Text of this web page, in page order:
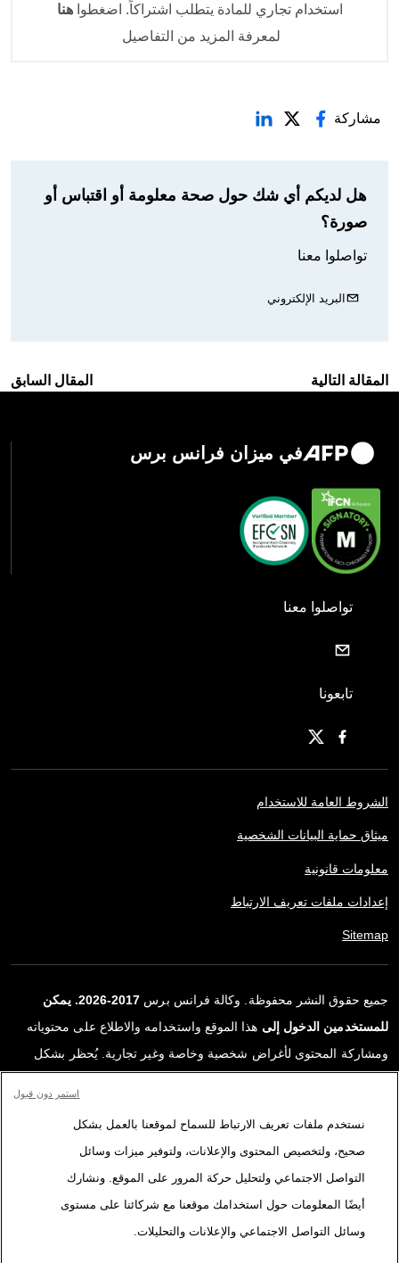
استخدام تجاري للمادة يتطلب اشتراكاً. اضغطواهنا
لمعرفة المزيد من التفاصيل
مشاركة
هل لديكم أي شك حول صحة معلومة أو اقتباس أو
صورة؟
تواصلوا معنا
البريد الإلكتروني
المقالة التالية المقال السابق
في ميزان فرانس برس
تواصلوا معنا
تابعونا
الشروط العامة للاستخدام
ميثاق حماية البيانات الشخصية
معلومات قانونية
إعدادات ملفات تعريف الارتباط
Sitemap
جميع حقوق النشر محفوظة. وكالة فرانس برس
2017-2026. يمكن
للمستخدمين الدخول إلى هذا الموقع واستخدامه والاطلاع على محتوياته
ومشاركة المحتوى لأغراض شخصية وخاصة وغير تجارية. يُحظر بشكل
ترخيص محددة موقعة مع وكالة فرانس برس. المواد والروابط الواردة في
التقارير، والتي لم تنتجها وكالة فرانس برس، مستخدمة فقط وبالقدر
اللازم كعناصر إثبات لمحتوى هذه التقارير. لم تحصل فرانس برس على أي
حقوق من المؤلفين أو مالكي حقوق النشر لهذا المحتوى ولا تتحمّل أي
مسؤوليّة في هذا الصدد. وكالة فرانس برس وشعارها علامتان تجاريتان
نستخدم ملفات تعريف الارتباط للسماح لموقعنا بالعمل بشكل
صحيح، ولتخصيص المحتوى والإعلانات، ولتوفير ميزات وسائل
التواصل الاجتماعي ولتحليل حركة المرور على الموقع. ونشارك
أيضًا المعلومات حول استخدامك موقعنا مع شركائنا على مستوى
وسائل التواصل الاجتماعي والإعلانات والتحليلات.
استمر دون قبول